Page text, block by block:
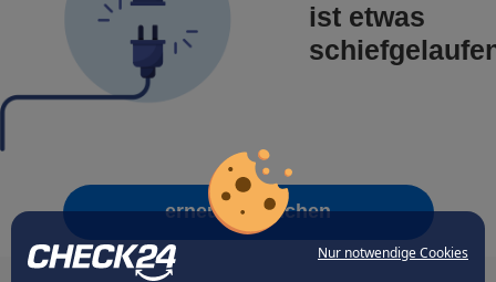
Nur notwendige Cookies
ist etwas
erneut versuchen